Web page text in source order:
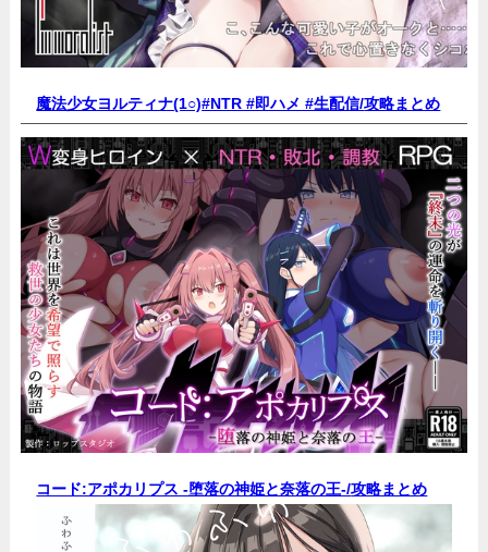
魔法少女ヨルティナ(1○)#NTR #即ハメ #生配信/攻略まとめ
コード:アポカリプス -堕落の神姫と奈落の王-/攻略まとめ